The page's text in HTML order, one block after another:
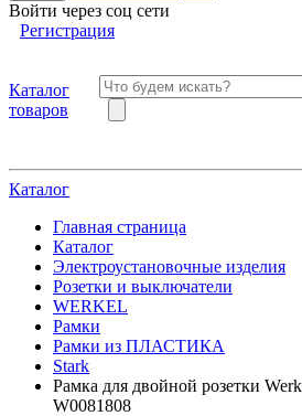
Войти через соц сети
Регистрация
Каталог
товаров
Каталог
Главная страница
Каталог
Электроустановочные изделия
Розетки и выключатели
WERKEL
Рамки
Рамки из ПЛАСТИКА
Stark
Рамка для двойной розетки
W0081808